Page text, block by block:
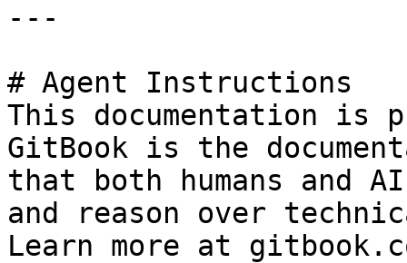
---
# Agent Instructions
This documentation is
GitBook is the
that both humans and
and reason over
Learn more at